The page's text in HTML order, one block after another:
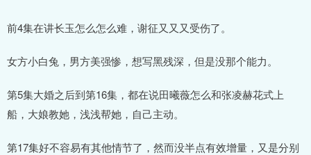
前4集在讲长玉怎么怎么难，谢征又又又受伤了。
女方小白兔，男方美强惨，想写黑残深，但是没那个能力。
第5集大婚之后到第16集，都在说田曦薇怎么和张凌赫花式上
船，大娘教她，浅浅帮她，自己主动。
第17集好不容易有其他情节了，然而没半点有效增量，又是分别